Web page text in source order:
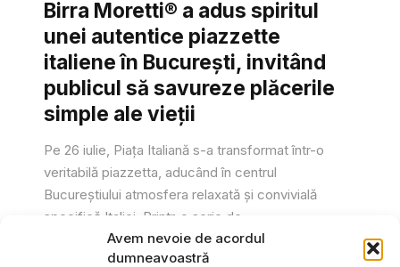
Avem nevoie de acordul
dumneavoastră
Birra Moretti® a adus spiritul
unei autentice piazzette
italiene în București, invitând
publicul să savureze plăcerile
simple ale vieții
Pe 26 iulie, Piața Italiană s-a transformat într-o
veritabilă piazzetta, aducând în centrul
Bucureștiului atmosfera relaxată și convivială
specifică Italiei. Printr-o serie de...
Gabriel Barliga